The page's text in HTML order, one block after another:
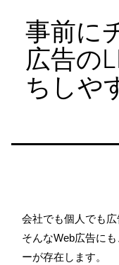
事前に
広告の
ちしや
会社でも個人でも広
そんなWeb広告に
ーが存在します。